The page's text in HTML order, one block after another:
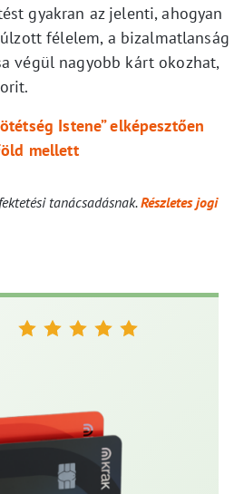
gyakran az jelenti, ahogyan
félelem, a bizalmatlanság
végül nagyobb kárt okozhat,
Istene” elképesztően
mellett
tanácsadásnak.Részletes jogi